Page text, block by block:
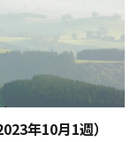
年10月1週）